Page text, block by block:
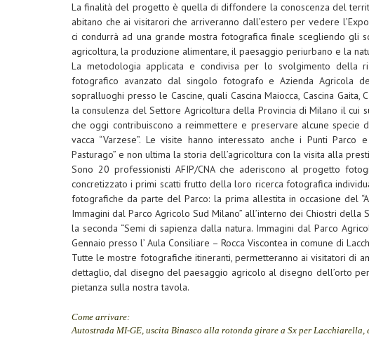
La finalità del progetto è quella di diffondere la conoscenza del
abitano che ai visitarori che arriveranno dall’estero per vedere
ci condurrà ad una grande mostra fotografica finale scegliendo gli
agricoltura, la produzione alimentare, il paesaggio periurbano e la
La metodologia applicata e condivisa per lo svolgimento della
fotografico avanzato dal singolo fotografo e Azienda
sopralluoghi presso le Cascine, quali Cascina Maiocca, Cascina
la consulenza del Settore Agricoltura della Provincia di Milano il cui
che oggi contribuiscono a reimmettere e preservare alcune specie
vacca “Varzese”. Le visite hanno interessato anche i Punti
Pasturago” e non ultima la storia dell’agricoltura con la visita alla
Sono 20 professionisti AFIP/CNA che aderiscono al progetto
concretizzato i primi scatti frutto della loro ricerca fotografica
fotografiche da parte del Parco: la prima allestita in occasione del
Immagini dal Parco Agricolo Sud Milano” all’interno dei Chiostri
la seconda “Semi di sapienza dalla natura. Immagini dal Parco
Gennaio presso l’ Aula Consiliare – Rocca Viscontea in comune di
Tutte le mostre fotografiche itineranti, permetteranno ai visitatori di
dettaglio, dal disegno del paesaggio agricolo al disegno dell’orto
pietanza sulla nostra tavola.
Come arrivare:
Autostrada MI-GE, uscita Binasco alla rotonda girare a Sx per Lacchiarella,